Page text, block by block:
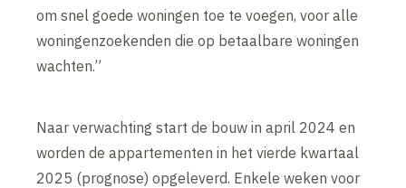
om snel goede woningen toe te voegen, voor alle
woningenzoekenden die op betaalbare woningen
wachten.”
Naar verwachting start de bouw in april 2024 en
worden de appartementen in het vierde kwartaal
2025 (prognose) opgeleverd. Enkele weken voor